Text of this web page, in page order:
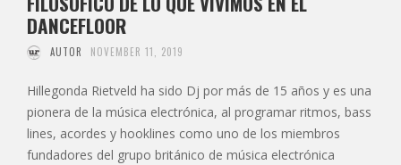
DANCEFLOOR
AUTOR NOVEMBER 11, 2019
Hillegonda Rietveld ha sido Dj por más de 15 años y es una
pionera de la música electrónica, al programar ritmos, bass
lines, acordes y hooklines como uno de los miembros
fundadores del grupo británico de música electrónica